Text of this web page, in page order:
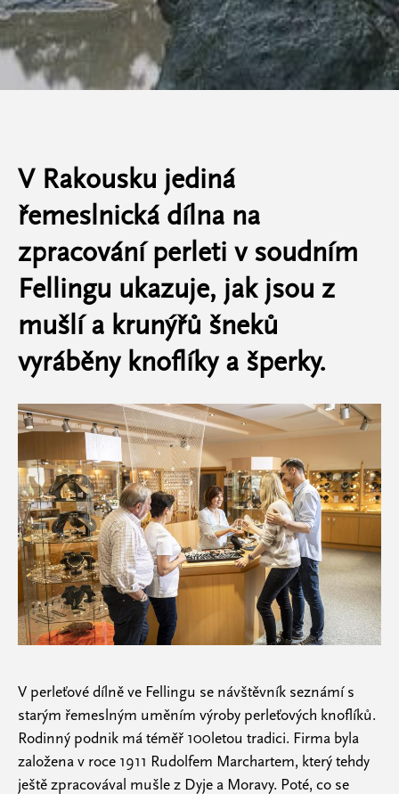
V Rakousku jediná
řemeslnická dílna na
zpracování perleti v soudním
Fellingu ukazuje, jak jsou z
mušlí a krunýřů šneků
vyráběny knoflíky a šperky.
V perleťové dílně ve Fellingu se návštěvník seznámí s
starým řemeslným uměním výroby perleťových knoflíků.
Rodinný podnik má téměř 100letou tradici. Firma byla
založena v roce 1911 Rudolfem Marchartem, který tehdy
ještě zpracovával mušle z Dyje a Moravy. Poté, co se